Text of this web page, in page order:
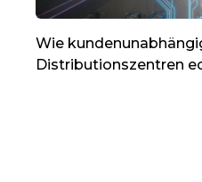
Wie
Distributionszentren